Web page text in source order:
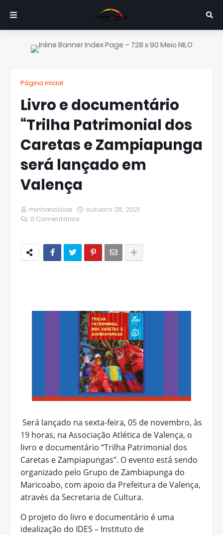
Página inicial
Livro e documentário
“Trilha Patrimonial dos
Caretas e Zampiapunga
será lançado em
Valença
minhanoticia
outubro 28, 2021
0 Comentários
Será lançado na sexta-feira, 05 de novembro, às
19 horas, na Associação Atlética de Valença, o
livro e documentário “Trilha Patrimonial dos
Caretas e Zampiapungas”. O evento está sendo
organizado pelo Grupo de Zambiapunga do
Maricoabo, com apoio da Prefeitura de Valença,
através da Secretaria de Cultura.
O projeto do livro e documentário é uma
idealização do IDES – Instituto de